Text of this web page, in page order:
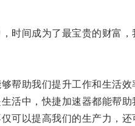
间成为了最宝贵的财富，
助我们提升工作和生活效
中，快捷加速器都能帮助
以提高我们的生产力，还